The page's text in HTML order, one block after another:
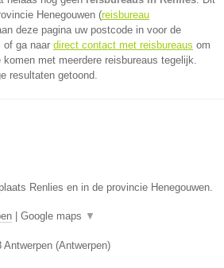
Henegouwen (reisbureau
deze pagina uw postcode in voor de
of ga naar direct contact met reisbureaus om
met meerdere reisbureaus tegelijk.
resultaten getoond.
Renlies en in de provincie Henegouwen.
Google maps ▼
Antwerpen (Antwerpen)